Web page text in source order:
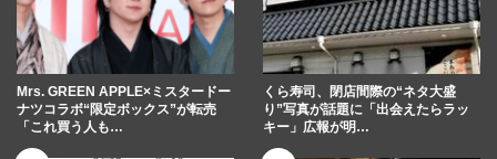
Mrs. GREEN APPLE×ミスタードー
ナツコラボ“限定ボックス”が転売
「これ買う人も…
くら寿司、閉店間際の“ネタ大盛
り”写真が話題に「出会えたらラッ
キー」広報が明…